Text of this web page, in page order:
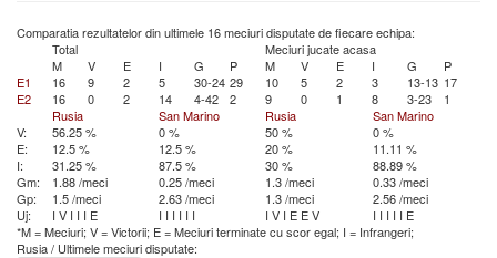
Comparatia rezultatelor din ultimele 16 meciuri disputate de fiecare echipa:
Total
Meciuri jucate acasa
M
V E I G P M V E I G
P
E1
16 9 2 5 30-24 29 10 5 2 3 13-13 17
E2
16 0 2 14 4-42 2 9 0 1 8 3-23
1
Rusia
San Marino Rusia
San Marino
V:
56.25 % 0 % 50 %
0 %
E:
12.5 % 12.5 % 20 %
11.11 %
I:
31.25 % 87.5 % 30 %
88.89 %
Gm:
1.88 /meci 0.25 /meci 1.3 /meci
0.33 /meci
Gp:
1.5 /meci 2.63 /meci 1.3 /meci
2.56 /meci
Uj:
I V I I I E I I I I I I I V I E EV I I I I I E
*M = Meciuri; V = Victorii; E = Meciuri terminate cu scor egal; I = Infrangeri;
Rusia/ Ultimele meciuri disputate: